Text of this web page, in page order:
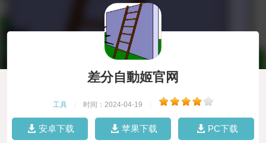
差分自動姬官网
工具 时间：2024-04-19
安卓下载 苹果下载 PC下载